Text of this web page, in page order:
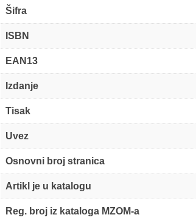
Šifra
ISBN
EAN13
Izdanje
Tisak
Uvez
Osnovni broj stranica
Artikl je u katalogu
Reg. broj iz kataloga MZOM-a